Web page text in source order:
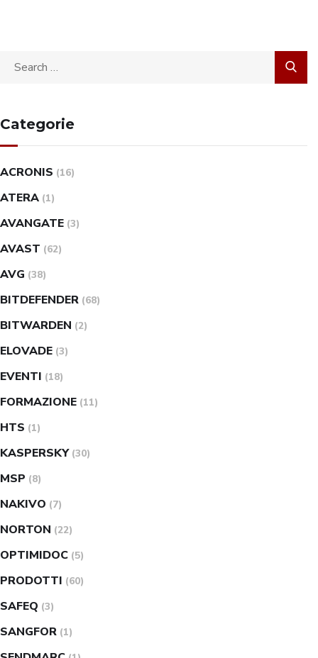
Categorie
ACRONIS (16)
ATERA (1)
AVANGATE (3)
AVAST (62)
AVG (38)
BITDEFENDER (68)
BITWARDEN (2)
ELOVADE (3)
EVENTI (18)
FORMAZIONE (11)
HTS (1)
KASPERSKY (30)
MSP (8)
NAKIVO (7)
NORTON (22)
OPTIMIDOC (5)
PRODOTTI (60)
SAFEQ (3)
SANGFOR (1)